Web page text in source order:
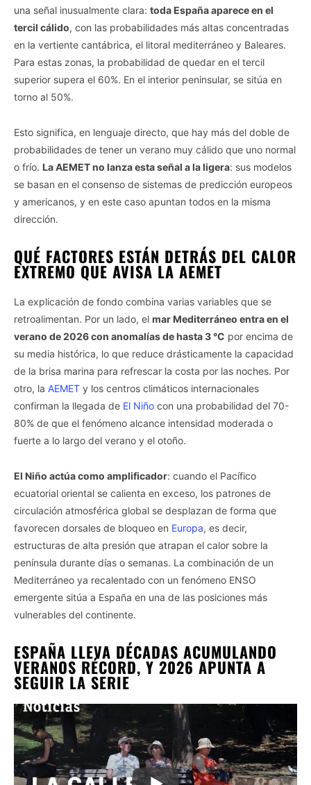
una señal inusualmente clara: toda España aparece en el
tercil cálido, con las probabilidades más altas concentradas
en la vertiente cantábrica, el litoral mediterráneo y Baleares.
Para estas zonas, la probabilidad de quedar en el tercil
superior supera el 60%. En el interior peninsular, se sitúa en
torno al 50%.
Esto significa, en lenguaje directo, que hay más del doble de
probabilidades de tener un verano muy cálido que uno normal
o frío. La AEMET no lanza esta señal a la ligera: sus modelos
se basan en el consenso de sistemas de predicción europeos
y americanos, y en este caso apuntan todos en la misma
dirección.
QUÉ FACTORES ESTÁN DETRÁS DEL CALOR
EXTREMO QUE AVISA LA AEMET
La explicación de fondo combina varias variables que se
retroalimentan. Por un lado, el mar Mediterráneo entra en el
verano de 2026 con anomalías de hasta 3 °C por encima de
su media histórica, lo que reduce drásticamente la capacidad
de la brisa marina para refrescar la costa por las noches. Por
otro, la AEMET y los centros climáticos internacionales
confirman la llegada de El Niño con una probabilidad del 70-
80% de que el fenómeno alcance intensidad moderada o
fuerte a lo largo del verano y el otoño.
El Niño actúa como amplificador: cuando el Pacífico
ecuatorial oriental se calienta en exceso, los patrones de
circulación atmosférica global se desplazan de forma que
favorecen dorsales de bloqueo en Europa, es decir,
estructuras de alta presión que atrapan el calor sobre la
península durante días o semanas. La combinación de un
Mediterráneo ya recalentado con un fenómeno ENSO
emergente sitúa a España en una de las posiciones más
vulnerables del continente.
ESPAÑA LLEVA DÉCADAS ACUMULANDO
VERANOS RÉCORD, Y 2026 APUNTA A
SEGUIR LA SERIE